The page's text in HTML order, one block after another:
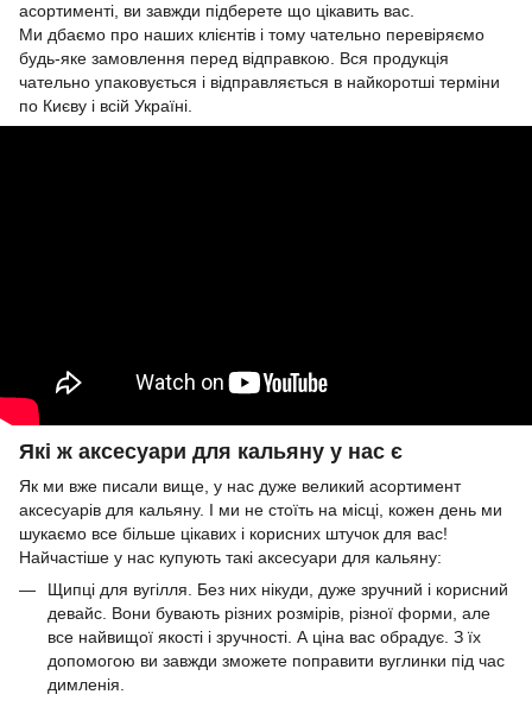
асортименті, ви завжди підберете що цікавить вас.
Ми дбаємо про наших клієнтів і тому чательно перевіряємо
будь-яке замовлення перед відправкою. Вся продукція
чательно упаковується і відправляється в найкоротші терміни
по Києву і всій Україні.
Які ж аксесуари для кальяну у нас є
Як ми вже писали вище, у нас дуже великий асортимент
аксесуарів для кальяну. І ми не стоїть на місці, кожен день ми
шукаємо все більше цікавих і корисних штучок для вас!
Найчастіше у нас купують такі аксесуари для кальяну:
Щипці для вугілля. Без них нікуди, дуже зручний і корисний
девайс. Вони бувають різних розмірів, різної форми, але
все найвищої якості і зручності. А ціна вас обрадує. З їх
допомогою ви завжди зможете поправити вуглинки під час
димленія.